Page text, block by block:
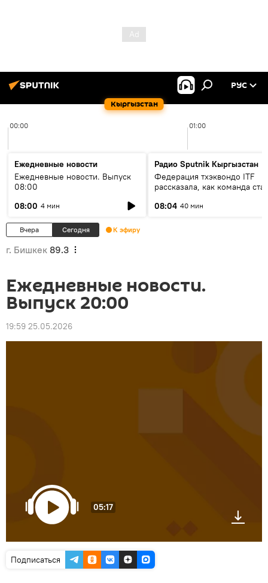
Кыргызстан
РУС
00:00 01:00
Ежедневные новости
Ежедневные новости. Выпуск
08:00
08:00 4 мин
Радио Sputnik Кыргызстан
Федерация тхэквондо ITF
рассказала, как команда
08:04 40 мин
Вчера Сегодня К эфиру
г. Бишкек 89.3
Ежедневные новости.
Выпуск 20:00
19:59 25.05.2026
05:17
Подписаться